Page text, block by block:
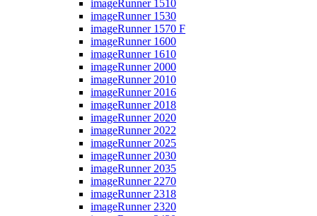
imageRunner 1510
imageRunner 1530
imageRunner 1570 F
imageRunner 1600
imageRunner 1610
imageRunner 2000
imageRunner 2010
imageRunner 2016
imageRunner 2018
imageRunner 2020
imageRunner 2022
imageRunner 2025
imageRunner 2030
imageRunner 2035
imageRunner 2270
imageRunner 2318
imageRunner 2320